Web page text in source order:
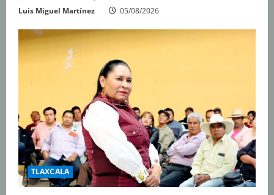
Luis Miguel Martínez 05/08/2026
TLAXCALA